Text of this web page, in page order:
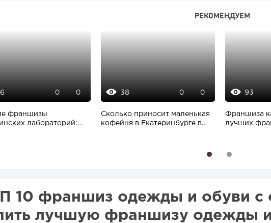
РЕКОМЕНДУЕМ
0 0
франшизы
лабораторий:
38 0 0
Сколько приносит маленькая
кофейня в Екатеринбурге в
93
Франшиза
лучших
1 2
10 франшиз одежды и обуви с
лучшую франшизу одежды и